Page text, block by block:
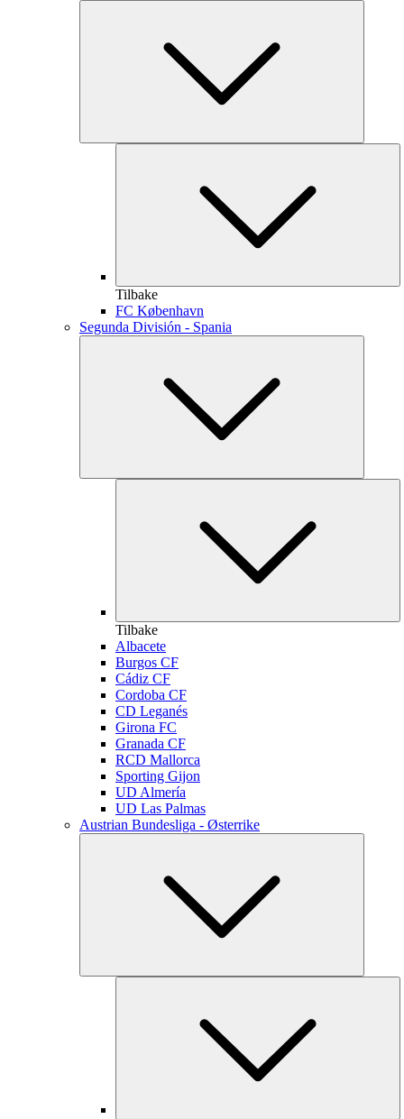
Tilbake
FC København
Segunda División - Spania
Tilbake
Albacete
Burgos CF
Cádiz CF
Cordoba CF
CD Leganés
Girona FC
Granada CF
RCD Mallorca
Sporting Gijon
UD Almería
UD Las Palmas
Austrian Bundesliga - Østerrike